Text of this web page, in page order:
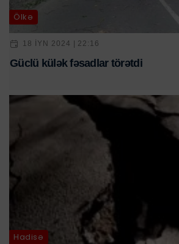
Ölkə
18 IYN 2024 | 22:16
Güclü külək fəsadlar törətdi
Hadisə